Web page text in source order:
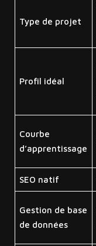
Type de projet
Profil idéal
Courbe
d’apprentissage
SEO natif
Gestion de base
de données